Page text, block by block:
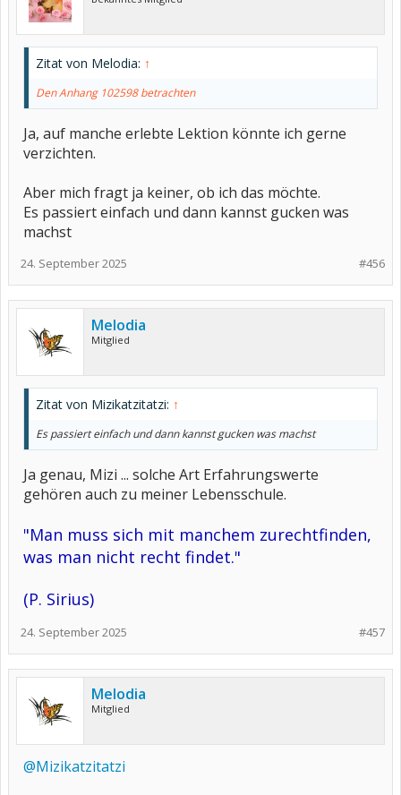
Zitat von Melodia: ↑
Den Anhang 102598 betrachten
Ja, auf manche erlebte Lektion könnte ich gerne
verzichten.
Aber mich fragt ja keiner, ob ich das möchte.
Es passiert einfach und dann kannst gucken was
machst
#456
24. September 2025
Melodia
Mitglied
Zitat von Mizikatzitatzi: ↑
Es passiert einfach und dann kannst gucken was machst
Ja genau, Mizi ... solche Art Erfahrungswerte
gehören auch zu meiner Lebensschule.
"Man muss sich mit manchem zurechtfinden,
was man nicht recht findet."
(P. Sirius)
#457
24. September 2025
Melodia
Mitglied
@Mizikatzitatzi